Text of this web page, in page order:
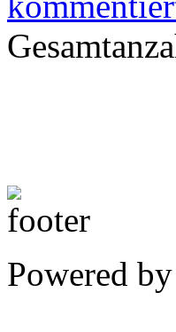
Powered by